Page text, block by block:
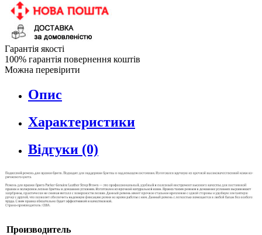
Гарантія якості
100% гарантія повернення коштів
Можна перевірити
Опис
Характеристики
Відгуки (0)
Производитель